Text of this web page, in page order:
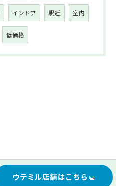
インドア 駅近 室内
低価格
ウテミル店舗はこちら